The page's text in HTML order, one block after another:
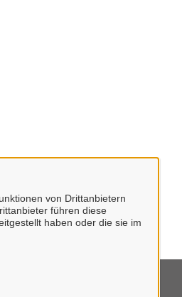
von Drittanbietern
führen diese
haben oder die sie im